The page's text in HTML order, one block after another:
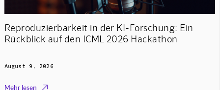
Reproduzierbarkeit in der KI-Forschung: Ein
Rückblick auf den ICML 2026 Hackathon
August 9, 2026
Mehr lesen 